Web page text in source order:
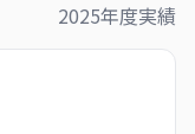
2025年度実績